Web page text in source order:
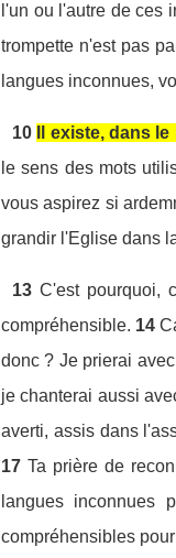
l'un ou l'autre de ces
trompette n'est pas
langues inconnues,
10 Il existe, dans
le sens des mots
vous aspirez si
grandir l'Eglise dans
13 C'est pourquoi,
compréhensible. 14
donc ? Je prierai
je chanterai aussi
averti, assis dans
17 Ta prière de
langues inconnues
compréhensibles